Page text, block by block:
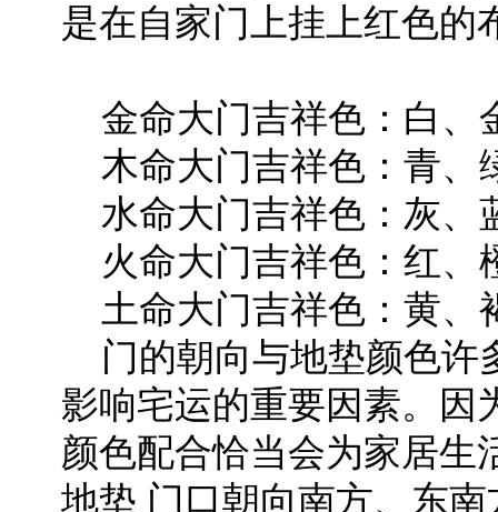
是在自家门上挂上红色的
金命大门吉祥色：白、
木命大门吉祥色：青、
水命大门吉祥色：灰、
火命大门吉祥色：红、
土命大门吉祥色：黄、
门的朝向与地垫颜色许
影响宅运的重要因素。因
颜色配合恰当会为家居
地垫 门口朝向南方、东